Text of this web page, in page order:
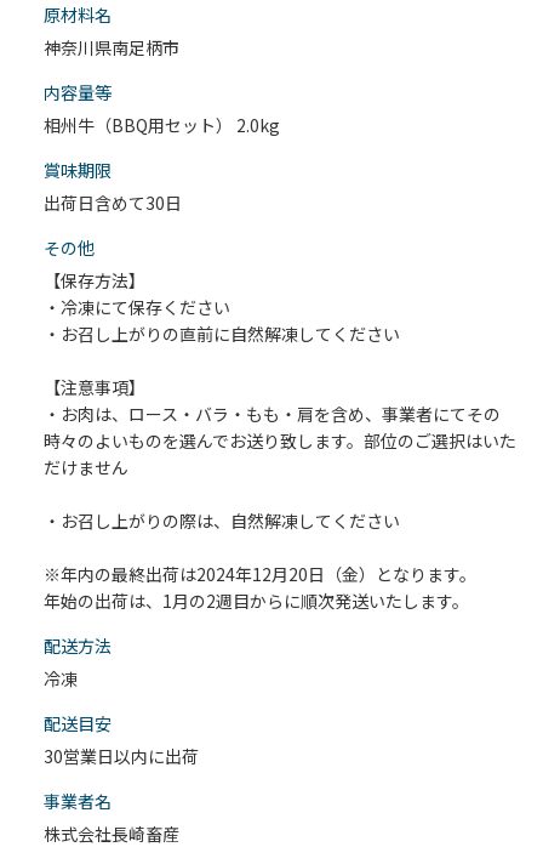
原材料名
神奈川県南足柄市
内容量等
相州牛（BBQ用セット） 2.0kg
賞味期限
出荷日含めて30日
その他
【保存方法】
・冷凍にて保存ください
・お召し上がりの直前に自然解凍してください
【注意事項】
・お肉は、ロース・バラ・もも・肩を含め、事業者にてその
時々のよいものを選んでお送り致します。部位のご選択はいた
だけません
・お召し上がりの際は、自然解凍してください
※年内の最終出荷は2024年12月20日（金）となります。
年始の出荷は、1月の2週目からに順次発送いたします。
配送⽅法
冷凍
配送目安
30営業日以内に出荷
事業者名
株式会社長崎畜産